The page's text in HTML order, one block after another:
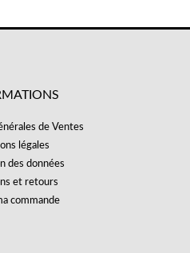
de Ventes
légales
des données
et retours
commande